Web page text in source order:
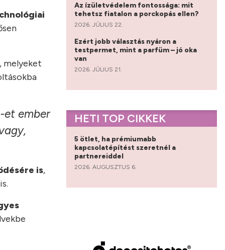
melyeket
et ember
is,
Az ízületvédelem fontossága: mit
tehetsz fiatalon a porckopás ellen?
2026. JÚLIUS 22.
Ezért jobb választás nyáron a
testpermet, mint a parfüm – jó oka
van
2026. JÚLIUS 21.
HETI TOP CIKKEK
5 ötlet, ha prémiumabb
kapcsolatépítést szeretnél a
partnereiddel
2026. AUGUSZTUS 6.